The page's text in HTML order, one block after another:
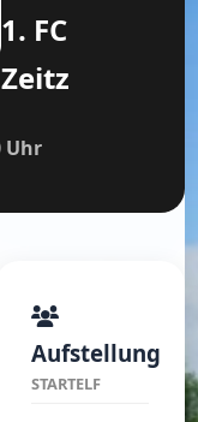
1. FC
Zeitz
Uhr
Aufstellung
STARTELF